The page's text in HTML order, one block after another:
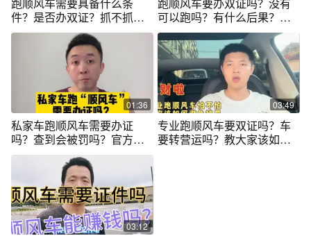
跑顺风车需要具备什么条
件？是否办双证？抓不抓？
罚不罚？怎么跑
跑顺风车要办双证吗？没有
可以跑吗？有什么后果？这
条视频有答案
01:36
私家车跑顺风车需要办证
吗？查到会被罚吗？官方给
出明确答复
03:49
专业跑顺风车要双证吗？车
要转营运吗？教大家该如何
03:12